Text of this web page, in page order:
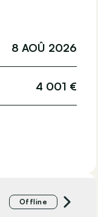
8 AOÛ 2026
4 001 €
Offline